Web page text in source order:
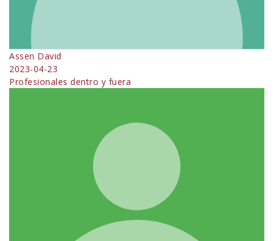
Assen David
2023-04-23
Profesionales dentro y fuera